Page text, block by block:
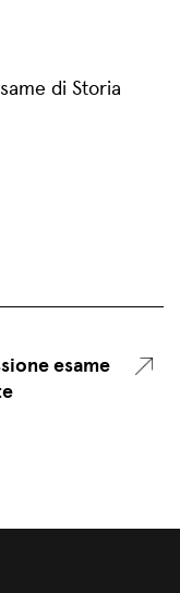
di Storia
esame